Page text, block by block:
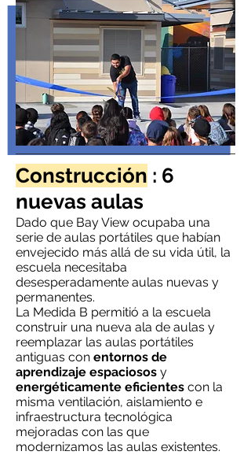
Construcción : 6
nuevas aulas
Dado que Bay View ocupaba una
serie de aulas portátiles que habían
envejecido más allá de su vida útil, la
escuela necesitaba
desesperadamente aulas nuevas y
permanentes.
La Medida B permitió a la escuela
construir una nueva ala de aulas y
reemplazar las aulas portátiles
antiguas con entornos de
aprendizaje espaciosos y
energéticamente eficientes con la
misma ventilación, aislamiento e
infraestructura tecnológica
mejoradas con las que
modernizamos las aulas existentes.